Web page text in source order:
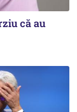
că au